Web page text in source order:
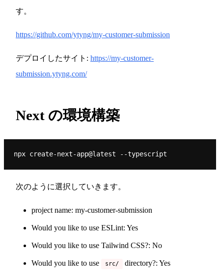
す。
https://github.com/ytyng/my-customer-submission
デプロイしたサイト: https://my-customer-
submission.ytyng.com/
Next の環境構築
次のように選択していきます。
project name: my-customer-submission
Would you like to use ESLint: Yes
Would you like to use Tailwind CSS?: No
Would you like to use src/ directory?: Yes